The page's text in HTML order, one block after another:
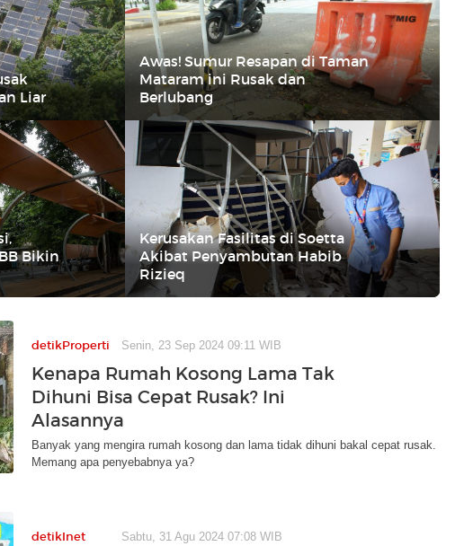
Liar
Awas! Sumur Resapan di Taman
Mataram ini Rusak dan
Berlubang
Bikin
Kerusakan Fasilitas di Soetta
Akibat Penyambutan Habib
Rizieq
detikProperti Senin, 23 Sep 2024 09:11 WIB
Kenapa Rumah Kosong Lama Tak
Dihuni Bisa Cepat Rusak? Ini
Alasannya
Banyak yang mengira rumah kosong dan lama tidak dihuni bakal cepat rusak.
Memang apa penyebabnya ya?
detikInet Sabtu, 31 Agu 2024 07:08 WIB